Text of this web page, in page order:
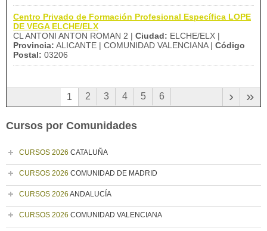
Centro Privado de Formación Profesional Específica LOPE
DE VEGA ELCHE/ELX
CL ANTONI ANTON ROMAN 2 | Ciudad: ELCHE/ELX |
Provincia: ALICANTE | COMUNIDAD VALENCIANA | Código
Postal: 03206
1 2 3 4 5 6 »
›
Cursos por Comunidades
CURSOS 2026 CATALUÑA
CURSOS 2026 COMUNIDAD DE MADRID
CURSOS 2026 ANDALUCÍA
CURSOS 2026 COMUNIDAD VALENCIANA